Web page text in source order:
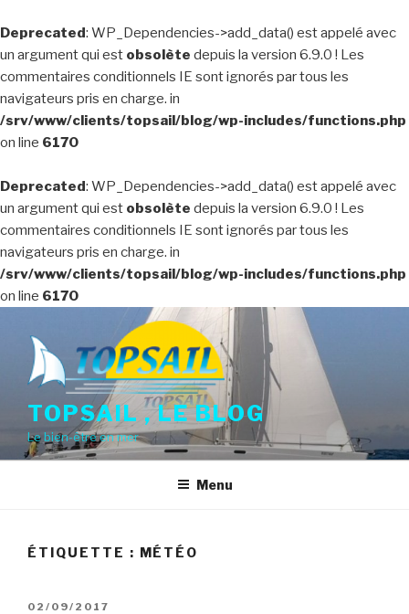
Deprecated: WP_Dependencies->add_data() est appelé avec
un argument qui est obsolète depuis la version 6.9.0 ! Les
commentaires conditionnels IE sont ignorés par tous les
navigateurs pris en charge. in
/srv/www/clients/topsail/blog/wp-includes/functions.php
on line 6170
Deprecated: WP_Dependencies->add_data() est appelé avec
un argument qui est obsolète depuis la version 6.9.0 ! Les
commentaires conditionnels IE sont ignorés par tous les
navigateurs pris en charge. in
/srv/www/clients/topsail/blog/wp-includes/functions.php
on line 6170
contenu
principal
TOPSAIL , LE BLOG
Le bien-être en mer
Menu
ÉTIQUETTE : MÉTÉO
PUBLIÉ
02/09/2017